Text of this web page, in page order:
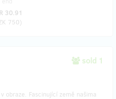
30.91
750)
sold 1
obraze. Fascinující země našima